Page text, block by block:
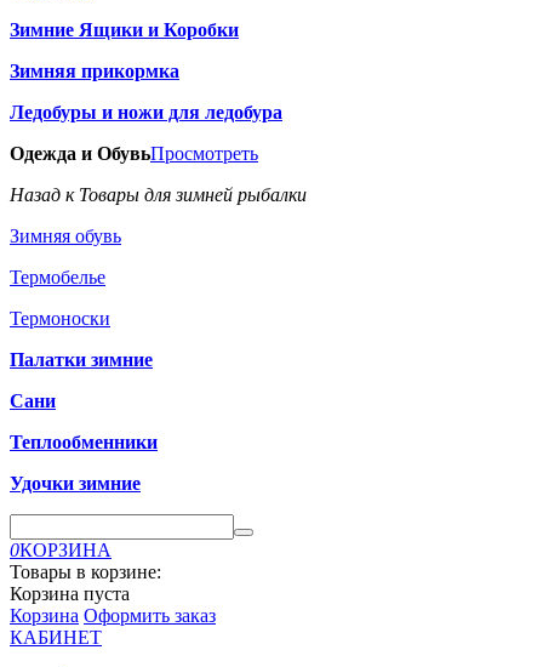
Зимние Ящики и Коробки
Зимняя прикормка
Ледобуры и ножи для ледобура
Одежда и ОбувьПросмотреть
Назад к Товары для зимней рыбалки
Зимняя обувь
Термобелье
Термоноски
Палатки зимние
Сани
Теплообменники
Удочки зимние
0КОРЗИНА
Товары в корзине:
Корзина пуста
Корзина Оформить заказ
КАБИНЕТ